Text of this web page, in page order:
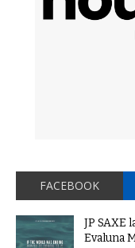
FACEBOOK
JP SAXE
Evaluna